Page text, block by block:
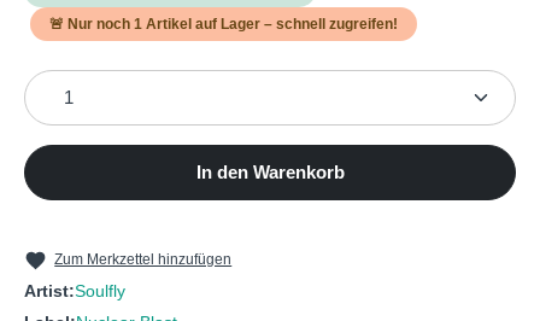
🚨 Nur noch 1 Artikel auf Lager – schnell zugreifen!
Produkt Anzahl: Gib den gewünschten Wert ein
In den Warenkorb
Zum Merkzettel hinzufügen
Artist:Soulfly